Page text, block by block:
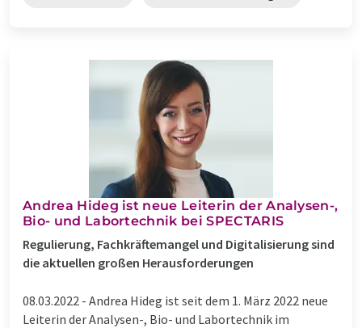
Andrea Hideg ist neue Leiterin der Analysen-,
Bio- und Labortechnik bei SPECTARIS
Regulierung, Fachkräftemangel und Digitalisierung sind
die aktuellen großen Herausforderungen
08.03.2022 - Andrea Hideg ist seit dem 1. März 2022 neue
Leiterin der Analysen-, Bio- und Labortechnik im